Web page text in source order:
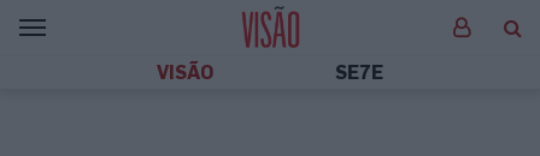
VISÃO SE7E